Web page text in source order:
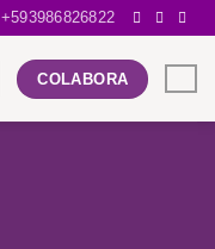
+593986826822
COLABORA